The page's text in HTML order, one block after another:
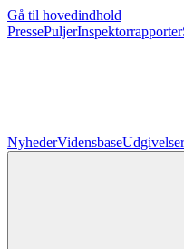
Gå til hovedindhold
PressePuljerInspektorrapporter
NyhederVidensbaseUdgivelser